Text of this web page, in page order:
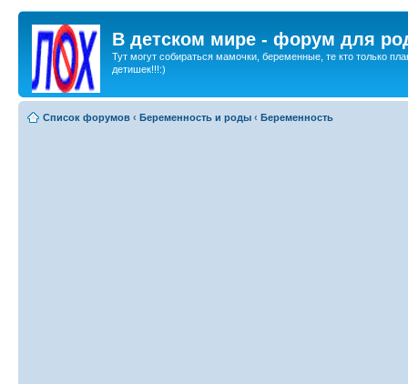
В детском мире - форум для
Тут могут собираться мамочки, беременные, те кто только
детишек!!!:)
Список форумов ‹ Беременность и роды ‹ Беременность